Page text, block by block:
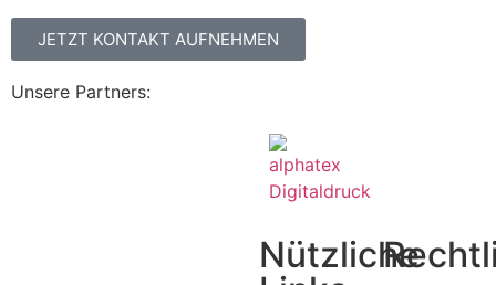
JETZT KONTAKT AUFNEHMEN
Unsere Partners:
Nützliche